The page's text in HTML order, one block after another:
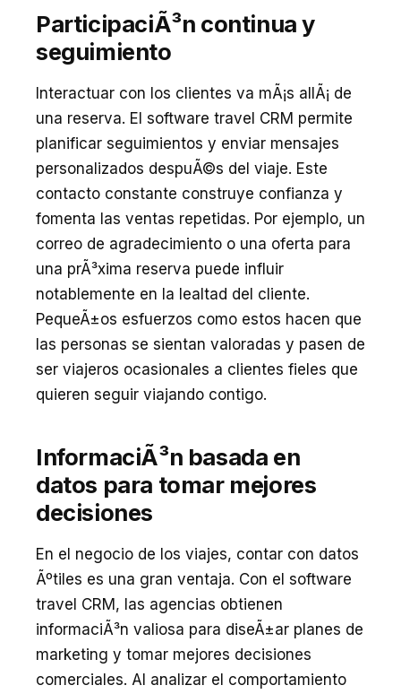
ParticipaciÃ³n continua y
seguimiento
Interactuar con los clientes va mÃ¡s allÃ¡ de
una reserva. El software travel CRM permite
planificar seguimientos y enviar mensajes
personalizados despuÃ©s del viaje. Este
contacto constante construye confianza y
fomenta las ventas repetidas. Por ejemplo, un
correo de agradecimiento o una oferta para
una prÃ³xima reserva puede influir
notablemente en la lealtad del cliente.
PequeÃ±os esfuerzos como estos hacen que
las personas se sientan valoradas y pasen de
ser viajeros ocasionales a clientes fieles que
quieren seguir viajando contigo.
InformaciÃ³n basada en
datos para tomar mejores
decisiones
En el negocio de los viajes, contar con datos
Ãºtiles es una gran ventaja. Con el software
travel CRM, las agencias obtienen
informaciÃ³n valiosa para diseÃ±ar planes de
marketing y tomar mejores decisiones
comerciales. Al analizar el comportamiento